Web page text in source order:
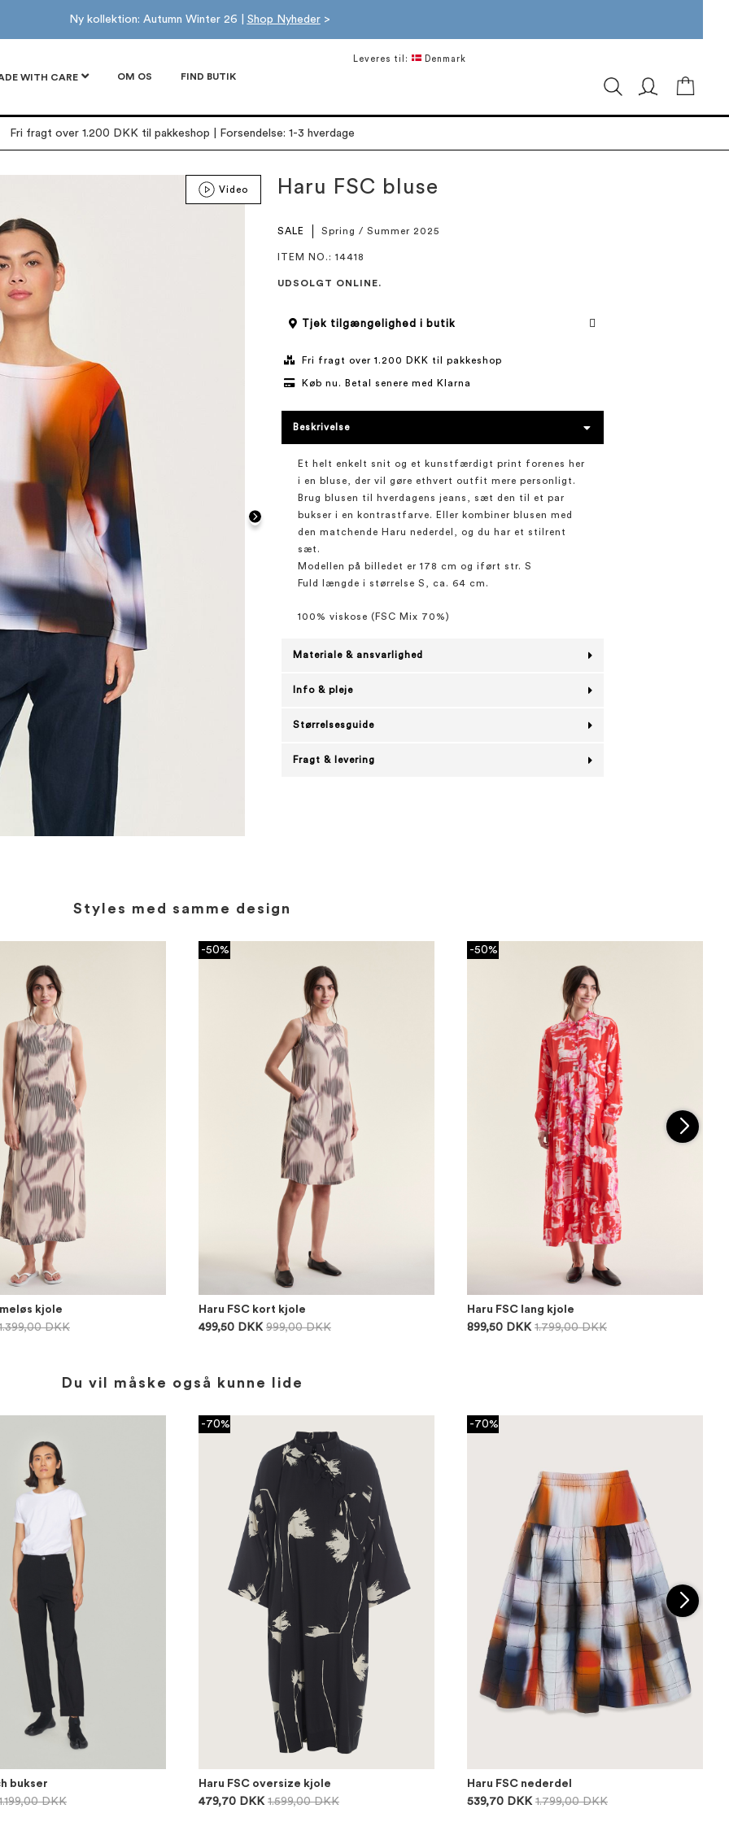
Ny kollektion: Autumn Winter 26 | Shop Nyheder>
WITH CARE OM OS FIND BUTIK
Leveres til: Denmark
Fri fragt over 1.200 DKK til pakkeshop | Forsendelse: 1-3 hverdage
Video Haru FSC bluse
SALE Spring / Summer 2025
ITEM NO. : 14418
UDSOLGT ONLINE.
Tjek tilgængelighed i butik
Fri fragt over 1.200 DKK til pakkeshop
Køb nu. Betal senere med Klarna
Beskrivelse
Et helt enkelt snit og et kunstfærdigt print forenes her
i en bluse, der vil gøre ethvert outfit mere personligt.
Brug blusen til hverdagens jeans, sæt den til et par
bukser i en kontrastfarve. Eller kombiner blusen med
den matchende Haru nederdel, og du har et stilrent
sæt.
Modellen på billedet er 178 cm og iført str. S
Fuld længde i størrelse S, ca. 64 cm.
100% viskose (FSC Mix 70%)
Materiale & ansvarlighed
Info & pleje
Størrelsesguide
Fragt & levering
Styles med samme design
kjole
DKK
-50%
Haru FSC kort kjole
499,50 DKK 999,00 DKK
-50%
Haru FSC lang kjole
899,50 DKK 1.799,00 DKK
Du vil måske også kunne lide
bukser
DKK
-70%
Haru FSC oversize kjole
479,70 DKK 1.599,00 DKK
-70%
Haru FSC nederdel
539,70 DKK 1.799,00 DKK